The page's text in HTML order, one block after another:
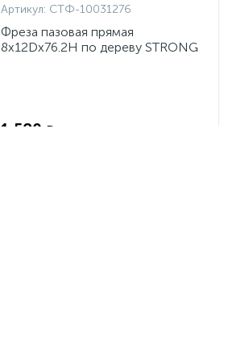
Артикул: СТФ-10031276
Фреза пазовая прямая
8x12Dx76.2H по дереву STRONG
1 580 ₽